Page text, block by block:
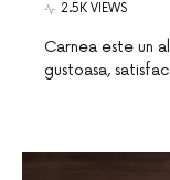
2.5K VIEWS
Carnea este un
gustoasa,